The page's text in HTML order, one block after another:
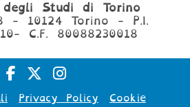
degli Studi di Torino
- 10124 Torino - P.I.
C.F. 80088230018
Privacy Policy
Cookie